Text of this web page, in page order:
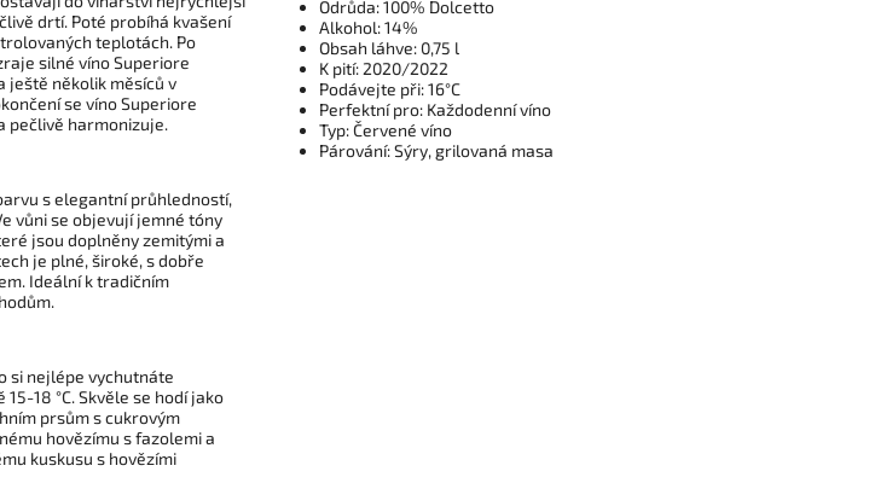
drtí. Poté probíhá kvašení
teplotách. Po
silné víno Superiore
ještě několik měsíců v
se víno Superiore
pečlivě harmonizuje.
s elegantní průhledností,
vůni se objevují jemné tóny
jsou doplněny zemitými a
je plné, široké, s dobře
Ideální k tradičním
si nejlépe vychutnáte
18 °C. Skvěle se hodí jako
prsům s cukrovým
hovězímu s fazolemi a
kuskusu s hovězími
Odrůda: 100% Dolcetto
Alkohol: 14%
Obsah láhve: 0,75 l
K pití: 2020/2022
Podávejte při: 16°C
Perfektní pro: Každodenní víno
Typ: Červené víno
Párování: Sýry, grilovaná masa